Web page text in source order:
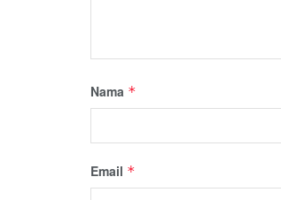
Nama *
Email *